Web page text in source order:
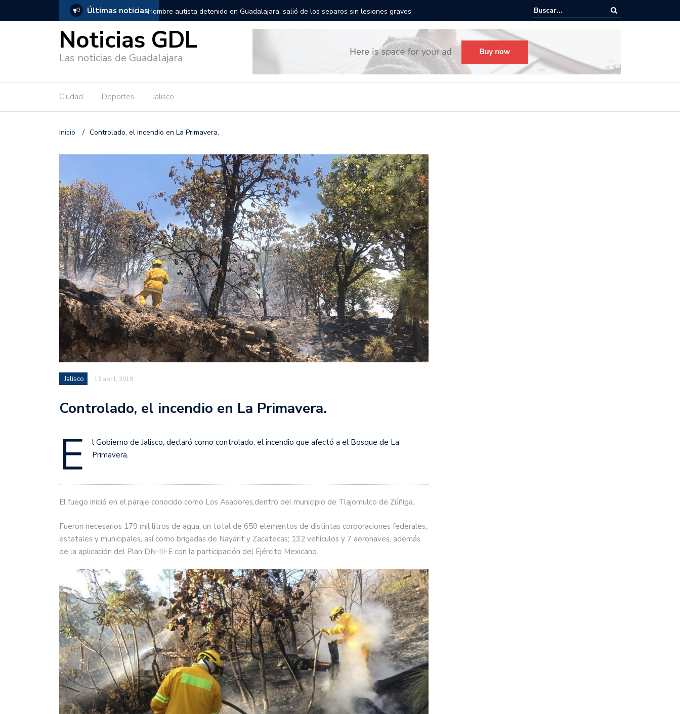
Últimas noticias
salió de los separos sin lesiones graves Títeres gigantes recorrerán las calles de Guadalajara: aparta la fecha Todo listo para el Festival Desfile Día de Muertos 2025 en Guadalajara
Noticias GDL
Las noticias de Guadalajara
Ciudad Deportes Jalisco
Inicio / Controlado, el incendio en La Primavera.
Jalisco 13 abril, 2019
Controlado, el incendio en La Primavera.
E
l Gobierno de Jalisco, declaró como controlado, el incendio que afectó a el Bosque de La
Primavera.
El fuego inició en el paraje conocido como Los Asadores,dentro del municipio de Tlajomulco de Zúñiga.
Fueron necesarios 179 mil litros de agua, un total de 650 elementos de distintas corporaciones federales,
estatales y municipales, así como brigadas de Nayarit y Zacatecas; 132 vehículos y 7 aeronaves, además
de la aplicación del Plan DN-III-E con la participación del Ejército Mexicano.